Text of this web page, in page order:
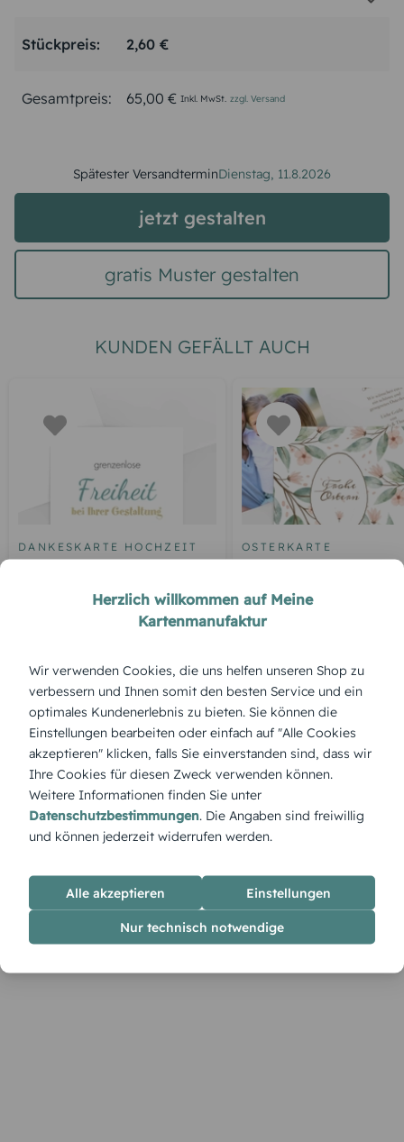
Stückpreis: 2,60 €
Gesamtpreis: 65,00 € Inkl. MwSt. zzgl. Versand
Spätester VersandterminDienstag, 11.8.2026
jetzt gestalten
gratis Muster gestalten
KUNDEN GEFÄLLT AUCH
DANKESKARTE HOCHZEIT OSTERKARTE
Frühlingsgefühle
ÜBERBLICK:
Produktbeschreibung
Die „Frühlingspost“ trägt den Zauber der Saison direkt ins
Haus – ein zarter Gruß, der Vorfreude und Wärme vermittelt.
Herzlich willkommen auf Meine
Kartenmanufaktur
Wir verwenden Cookies, die uns helfen unseren Shop zu
verbessern und Ihnen somit den besten Service und ein
optimales Kundenerlebnis zu bieten. Sie können die
Einstellungen bearbeiten oder einfach auf "Alle Cookies
akzeptieren" klicken, falls Sie einverstanden sind, dass wir
Ihre Cookies für diesen Zweck verwenden können.
Weitere Informationen finden Sie unter
Datenschutzbestimmungen. Die Angaben sind freiwillig
und können jederzeit widerrufen werden.
Alle akzeptieren Einstellungen
Nur technisch notwendige